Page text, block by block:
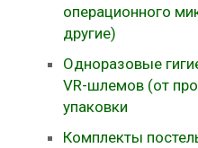
операционного
другие)
Одноразовые
VR-шлемов (от
упаковки
Комплекты